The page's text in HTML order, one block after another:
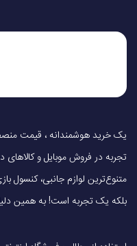
تجربه در فروش موبایل و کالاهای
متنوع‌ترین لوازم جانبی،
بلکه یک تجربه است! به همین دلیل در موبایل 140 تمام تلاشمان را می‌کنیم تا این تجربه را